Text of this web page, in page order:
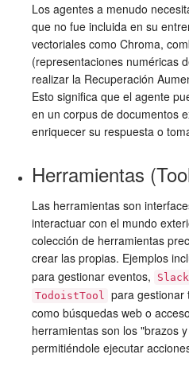
Los agentes a menudo
que no fue incluida en su
vectoriales como Chroma,
(representaciones numéricas
realizar la Recuperación
Esto significa que el agente
en un corpus de documentos
enriquecer su respuesta o
Herramientas
Las herramientas son
interactuar con el mundo
colección de herramientas
crear las propias. Ejemplos
para gestionar eventos,
TodoistTool para gestionar
como búsquedas web o
herramientas son los "brazos
permitiéndole ejecutar